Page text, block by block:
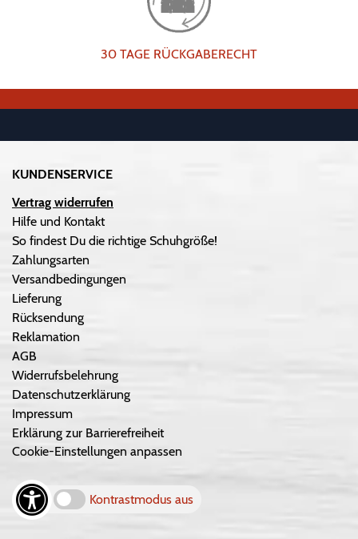
30 TAGE RÜCKGABERECHT
KUNDENSERVICE
Vertrag widerrufen
Hilfe und Kontakt
So findest Du die richtige Schuhgröße!
Zahlungsarten
Versandbedingungen
Lieferung
Rücksendung
Reklamation
AGB
Widerrufsbelehrung
Datenschutzerklärung
Impressum
Erklärung zur Barrierefreiheit
Cookie-Einstellungen anpassen
Kontrastmodus aus